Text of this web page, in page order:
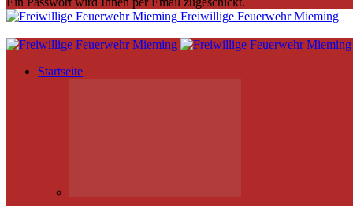
Freiwillige Feuerwehr Mieming
Startseite